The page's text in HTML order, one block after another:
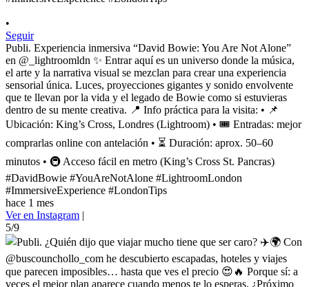
•
Seguir
Publi. Experiencia inmersiva “David Bowie: You Are Not Alone”
en @_lightroomldn ✨ Entrar aquí es un universo donde la música,
el arte y la narrativa visual se mezclan para crear una experiencia
sensorial única. Luces, proyecciones gigantes y sonido envolvente
que te llevan por la vida y el legado de Bowie como si estuvieras
dentro de su mente creativa. 📍 Info práctica para la visita: • 📌
Ubicación: King’s Cross, Londres (Lightroom) • 🎟️ Entradas: mejor
comprarlas online con antelación • ⏳ Duración: aprox. 50–60
minutos • 🚇 Acceso fácil en metro (King’s Cross St. Pancras)
#DavidBowie #YouAreNotAlone #LightroomLondon
#ImmersiveExperience #LondonTips
hace 1 mes
Ver en Instagram |
5/9